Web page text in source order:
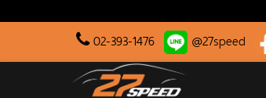
02-393-1476 @27speed